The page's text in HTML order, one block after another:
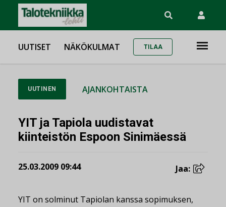
UUTISET NÄKÖKULMAT TILAA
UUTINEN AJANKOHTAISTA
YIT ja Tapiola uudistavat
kiinteistön Espoon Sinimäessä
25.03.2009 09:44 Jaa:
YIT on solminut Tapiolan kanssa sopimuksen,